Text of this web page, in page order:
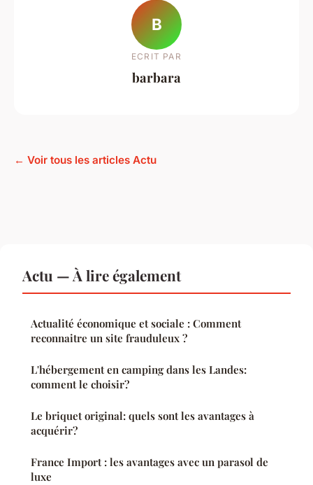
B
ECRIT PAR
barbara
← Voir tous les articles Actu
Actu — À lire également
Actualité économique et sociale : Comment
reconnaitre un site frauduleux ?
L'hébergement en camping dans les Landes:
comment le choisir?
Le briquet original: quels sont les avantages à
acquérir?
France Import : les avantages avec un parasol de
luxe